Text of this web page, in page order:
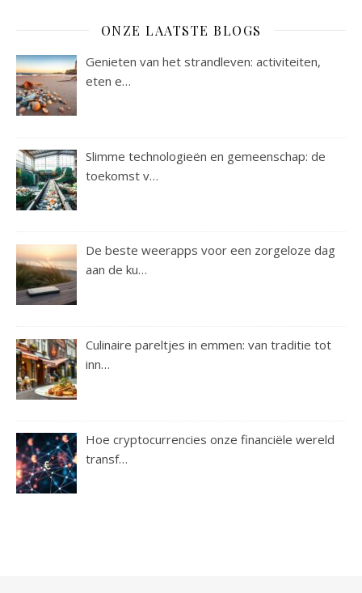
ONZE LAATSTE BLOGS
Genieten van het strandleven: activiteiten,
eten e…
Slimme technologieën en gemeenschap: de
toekomst v…
De beste weerapps voor een zorgeloze dag
aan de ku…
Culinaire pareltjes in emmen: van traditie tot
inn…
Hoe cryptocurrencies onze financiële wereld
transf…